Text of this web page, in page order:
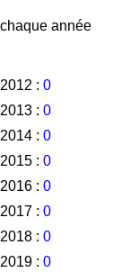
année
2012 : 0
2013 : 0
2014 : 0
2015 : 0
2016 : 0
2017 : 0
2018 : 0
2019 : 0